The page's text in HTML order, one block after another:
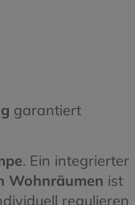
garantiert
. Ein integrierter
Wohnräumen ist
regulieren